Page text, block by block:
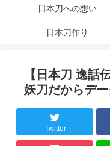
日本刀への想い
日本刀作り
【日本刀 逸話
妖刀だからデ
Twitter